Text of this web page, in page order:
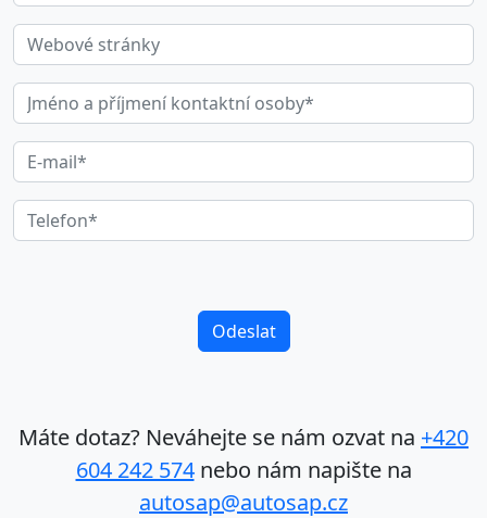
Máte dotaz? Neváhejte se nám ozvat na +420
604 242 574nebo nám napište na
autosap@autosap.cz